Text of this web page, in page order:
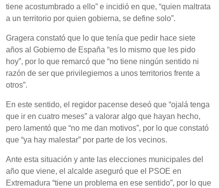
tiene acostumbrado a ello” e incidió en que, “quien maltrata
a un territorio por quien gobierna, se define solo”.
Gragera constató que lo que tenía que pedir hace siete
años al Gobierno de España “es lo mismo que les pido
hoy”, por lo que remarcó que “no tiene ningún sentido ni
razón de ser que privilegiemos a unos territorios frente a
otros”.
En este sentido, el regidor pacense deseó que “ojalá tenga
que ir en cuatro meses” a valorar algo que hayan hecho,
pero lamentó que “no me dan motivos”, por lo que constató
que “ya hay malestar” por parte de los vecinos.
Ante esta situación y ante las elecciones municipales del
año que viene, el alcalde aseguró que el PSOE en
Extremadura “tiene un problema en ese sentido”, por lo que